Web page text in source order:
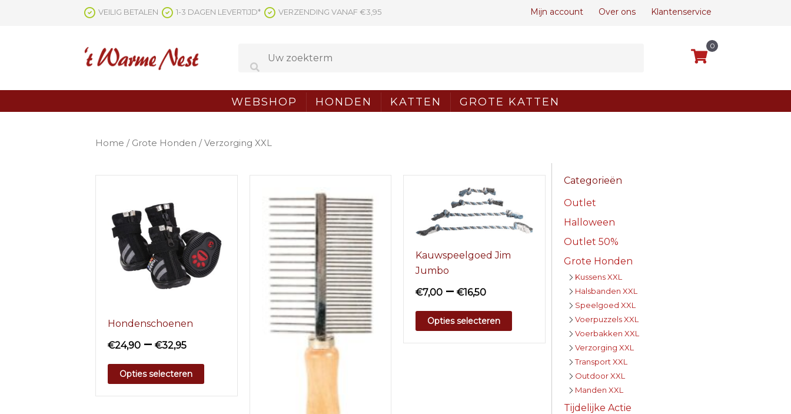
VEILIG BETALEN 1-3 DAGEN LEVERTIJD* VERZENDING VANAF €3,95 Mijn account Over ons Klantenservice
0
WEBSHOP HONDEN KATTEN GROTE KATTEN
Home / Grote Honden / Verzorging XXL
Hondenschoenen
€24,90 – €32,95
Opties selecteren
Kauwspeelgoed Jim
Jumbo
€7,00 –€16,50
Opties selecteren
Categorieën
Outlet
Halloween
Outlet 50%
Grote Honden
Kussens XXL
Halsbanden XXL
Speelgoed XXL
Voerpuzzels XXL
Voerbakken XXL
Verzorging XXL
Transport XXL
Outdoor XXL
Manden XXL
Tijdelijke Actie